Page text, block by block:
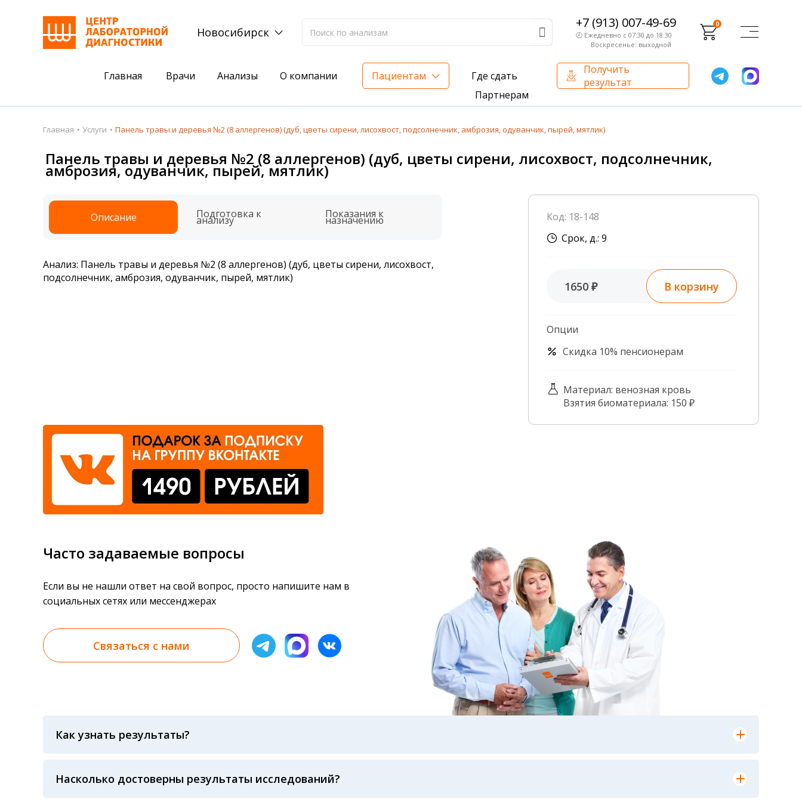
Новосибирск
+7 (913) 007-49-69
🕗 Ежедневно с 07:30 до 18:30
Воскресенье: выходной
0
Главная Врачи Анализы О компании Пациентам
Где сдать
Партнерам
Получить
результат
Пациентам
Акции
Анализы
Подготовка к анализам
Получить результаты
Налоговый вычет
Где сдать
Акции
Комплексный анализ на жирорастворимые витамины — всего 3 999 ₽
Комплексная оценка вашего здоровья
О компании
Сертификаты и лицензии
О компании
Внутренний аудит
База знаний
Контроль качества
Франчайзинг
Главная Услуги Панель травы и деревья №2 (8 аллергенов) (дуб, цветы сирени, лисохвост, подсолнечник, амброзия, одуванчик, пырей, мятлик)
Панель травы и деревья №2 (8 аллергенов) (дуб, цветы сирени, лисохвост, подсолнечник,
амброзия, одуванчик, пырей, мятлик)
Описание Подготовка к
анализу Показания к
назначению
Анализ: Панель травы и деревья №2 (8 аллергенов) (дуб, цветы сирени, лисохвост,
подсолнечник, амброзия, одуванчик, пырей, мятлик)
Код: 18-148
Срок, д.: 9
1650 ₽ В корзину
Опции
Скидка 10% пенсионерам
Материал: венозная кровь
Взятия биоматериала: 150 ₽
Часто задаваемые вопросы
Если вы не нашли ответ на свой вопрос, просто напишите нам в
социальных сетях или мессенджерах
Связаться с нами
Как узнать результаты?
анализов при предъявлении паспорта или чека об оплате
Насколько достоверны результаты исследований?
Гарантия качества лабораторных тестов обеспечивается соблюдением международных стандартов выполнения лабораторных исследований и